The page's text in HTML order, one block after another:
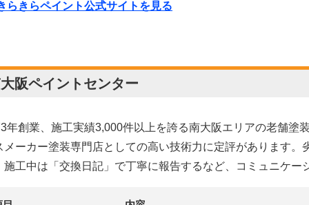
らきらペイント公式サイトを見る
阪ペイントセンター
年創業、施工実績3,000件以上を誇る南大阪エリアの老舗塗
メーカー塗装専門店としての高い技術力に定評があります。
施工中は「交換日記」で丁寧に報告するなど、コミュニケー